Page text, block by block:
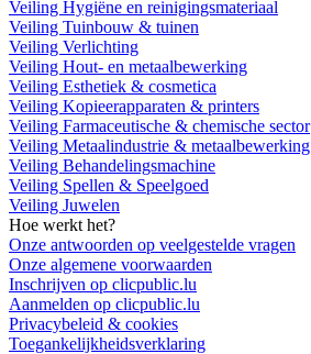
Veiling Hygiëne en reinigingsmateriaal
Veiling Tuinbouw & tuinen
Veiling Verlichting
Veiling Hout- en metaalbewerking
Veiling Esthetiek & cosmetica
Veiling Kopieerapparaten & printers
Veiling Farmaceutische & chemische sector
Veiling Metaalindustrie & metaalbewerking
Veiling Behandelingsmachine
Veiling Spellen & Speelgoed
Veiling Juwelen
Hoe werkt het?
Onze antwoorden op veelgestelde vragen
Onze algemene voorwaarden
Inschrijven op clicpublic.lu
Aanmelden op clicpublic.lu
Privacybeleid & cookies
Toegankelijkheidsverklaring